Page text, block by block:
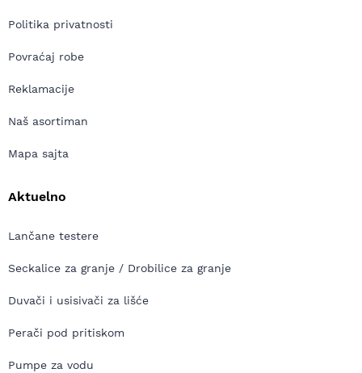
Politika privatnosti
Povraćaj robe
Reklamacije
Naš asortiman
Mapa sajta
Aktuelno
Lančane testere
Seckalice za granje / Drobilice za granje
Duvači i usisivači za lišće
Perači pod pritiskom
Pumpe za vodu